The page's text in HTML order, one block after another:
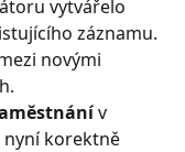
vytvářelo
záznamu.
novými
v
nyní korektně